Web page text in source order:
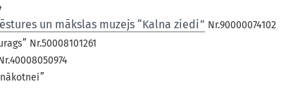
un mākslas muzejs “Kalna ziedi” Nr.90000074102
Nr.50008101261
Nr.40008050974